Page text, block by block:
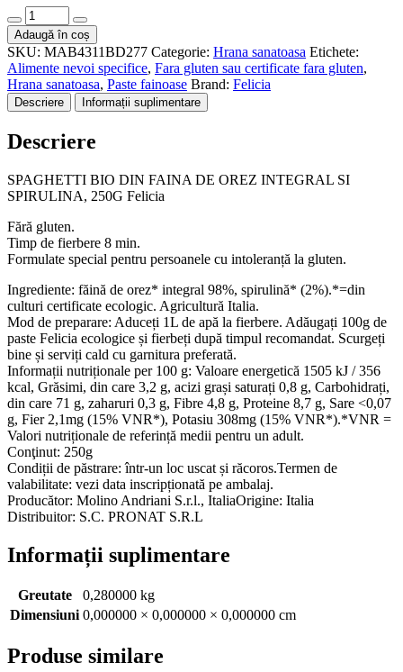
Cantitate
Spaghetti
bio
din
faina
de
orez
250g
Felicia
Adaugă în coș
SKU: MAB4311BD277 Categorie: Hrana sanatoasa Etichete:
Alimente nevoi specifice, Fara gluten sau certificate fara gluten,
Hrana sanatoasa, Paste fainoase Brand: Felicia
Descriere Informații suplimentare
Descriere
SPAGHETTI BIO DIN FAINA DE OREZ INTEGRAL SI
SPIRULINA, 250G Felicia
Fără gluten.
Timp de fierbere 8 min.
Formulate special pentru persoanele cu intoleranță la gluten.
Ingrediente: făină de orez* integral 98%, spirulină* (2%).*=din
culturi certificate ecologic. Agricultură Italia.
Mod de preparare: Aduceți 1L de apă la fierbere. Adăugați 100g de
paste Felicia ecologice și fierbeți după timpul recomandat. Scurgeți
bine și serviți cald cu garnitura preferată.
Informații nutriționale per 100 g: Valoare energetică 1505 kJ / 356
kcal, Grăsimi, din care 3,2 g, acizi grași saturați 0,8 g, Carbohidrați,
din care 71 g, zaharuri 0,3 g, Fibre 4,8 g, Proteine 8,7 g, Sare <0,07
g, Fier 2,1mg (15% VNR*), Potasiu 308mg (15% VNR*).*VNR =
Valori nutriționale de referință medii pentru un adult.
Conţinut: 250g
Condiții de păstrare: într-un loc uscat și răcoros.Termen de
valabilitate: vezi data inscripționată pe ambalaj.
Producător: Molino Andriani S.r.l., ItaliaOrigine: Italia
Distribuitor: S.C. PRONAT S.R.L
Informații suplimentare
Greutate
0,280000 kg
Dimensiuni 0,000000 × 0,000000 × 0,000000 cm
Produse similare